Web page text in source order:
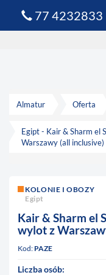
Almatur Oferta
Egipt - Kair & Sharm el
Warszawy (all inclusive)
KOLONIE I OBOZY
Egipt
Kair & Sharm el
wylot z
Kod: PAZE
Liczba osób:
77 4232833